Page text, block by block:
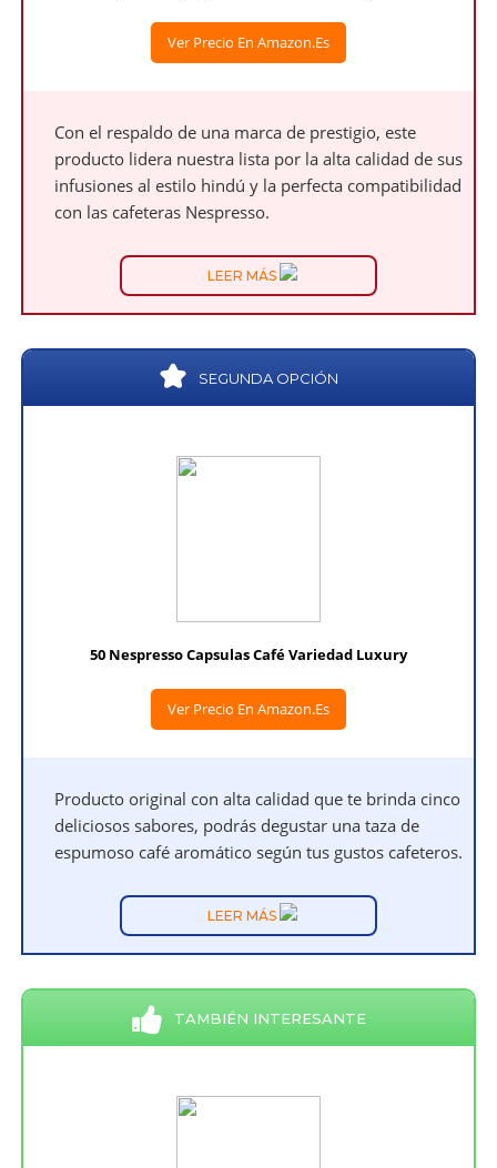
Ver Precio En Amazon.es
Con el respaldo de una marca de prestigio, este
producto lidera nuestra lista por la alta calidad de sus
infusiones al estilo hindú y la perfecta compatibilidad
con las cafeteras Nespresso.
LEER MÁS
SEGUNDA OPCIÓN
50 Nespresso Capsulas Café Variedad Luxury
Ver Precio En Amazon.es
Producto original con alta calidad que te brinda cinco
deliciosos sabores, podrás degustar una taza de
espumoso café aromático según tus gustos cafeteros.
LEER MÁS
TAMBIÉN INTERESANTE